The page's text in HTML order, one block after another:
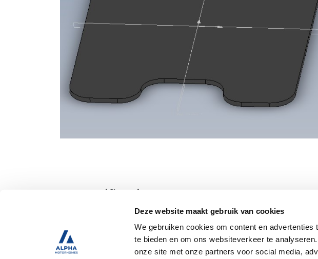
Deze website maakt gebruik van cookies
We gebruiken cookies om content en
te bieden en om ons websiteverkeer te
onze site met onze partners voor social media,
Specificaties
Tweedehands